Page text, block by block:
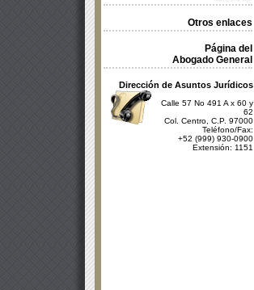
Otros enlaces
Página del
Abogado General
Dirección de Asuntos Jurídicos
Calle 57 No 491 A x 60 y
62
Col. Centro, C.P. 97000
Teléfono/Fax:
+52 (999) 930-0900
Extensión: 1151